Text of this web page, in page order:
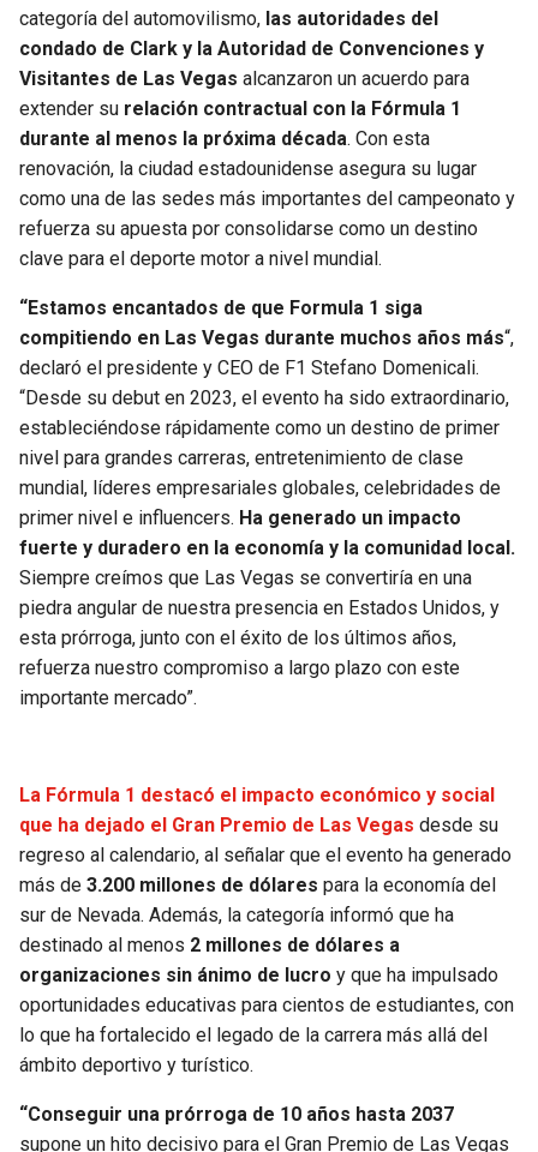
SAINTS
BUCCANEERS
categoría del automovilismo, las autoridades del
condado de Clark y la Autoridad de Convenciones y
Visitantes de Las Vegas alcanzaron un acuerdo para
extender su relación contractual con la Fórmula 1
durante al menos la próxima década. Con esta
renovación, la ciudad estadounidense asegura su lugar
como una de las sedes más importantes del campeonato y
refuerza su apuesta por consolidarse como un destino
clave para el deporte motor a nivel mundial.
“Estamos encantados de que Formula 1 siga
compitiendo en Las Vegas durante muchos años más“,
declaró el presidente y CEO de F1 Stefano Domenicali.
“Desde su debut en 2023, el evento ha sido extraordinario,
estableciéndose rápidamente como un destino de primer
nivel para grandes carreras, entretenimiento de clase
mundial, líderes empresariales globales, celebridades de
primer nivel e influencers. Ha generado un impacto
fuerte y duradero en la economía y la comunidad local.
Siempre creímos que Las Vegas se convertiría en una
piedra angular de nuestra presencia en Estados Unidos, y
esta prórroga, junto con el éxito de los últimos años,
refuerza nuestro compromiso a largo plazo con este
importante mercado”.
La Fórmula 1 destacó el impacto económico y social
que ha dejado el Gran Premio de Las Vegas desde su
regreso al calendario, al señalar que el evento ha generado
más de 3.200 millones de dólares para la economía del
sur de Nevada. Además, la categoría informó que ha
destinado al menos 2 millones de dólares a
organizaciones sin ánimo de lucro y que ha impulsado
oportunidades educativas para cientos de estudiantes, con
lo que ha fortalecido el legado de la carrera más allá del
ámbito deportivo y turístico.
“Conseguir una prórroga de 10 años hasta 2037
supone un hito decisivo para el Gran Premio de Las Vegas